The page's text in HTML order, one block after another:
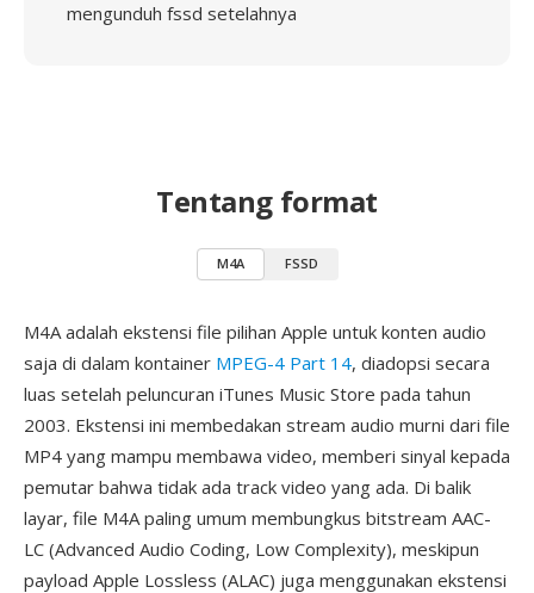
mengunduh fssd setelahnya
Tentang format
M4A FSSD
M4A adalah ekstensi file pilihan Apple untuk konten audio
saja di dalam kontainer MPEG-4 Part 14, diadopsi secara
luas setelah peluncuran iTunes Music Store pada tahun
2003. Ekstensi ini membedakan stream audio murni dari file
MP4 yang mampu membawa video, memberi sinyal kepada
pemutar bahwa tidak ada track video yang ada. Di balik
layar, file M4A paling umum membungkus bitstream AAC-
LC (Advanced Audio Coding, Low Complexity), meskipun
payload Apple Lossless (ALAC) juga menggunakan ekstensi